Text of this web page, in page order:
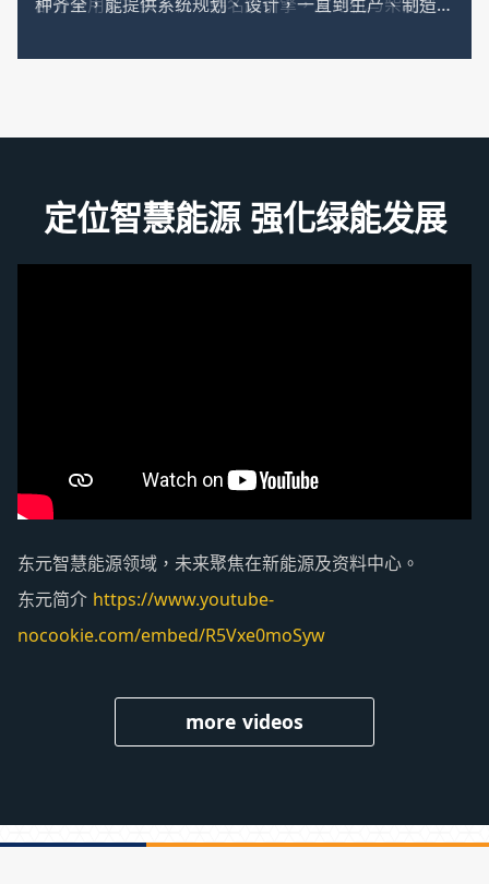
度、起动超限等自动保护及警告装置，均能自动警报并
停机，以确保人员安全
定位智慧能源 强化绿能发展
东元智慧能源领域，未来聚焦在新能源及资料中心。
东元简介 https://www.youtube-
nocookie.com/embed/R5Vxe0moSyw
more videos